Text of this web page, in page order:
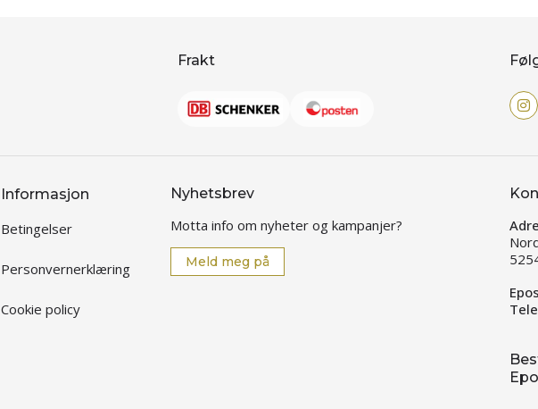
Frakt
Informasjon
Betingelser
Personvernerklæring
Cookie policy
Nyhetsbrev
Motta info om nyheter og kampanjer?
Meld meg på